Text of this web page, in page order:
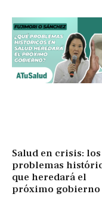
Salud en crisis: los
problemas
que heredará el
próximo gobierno